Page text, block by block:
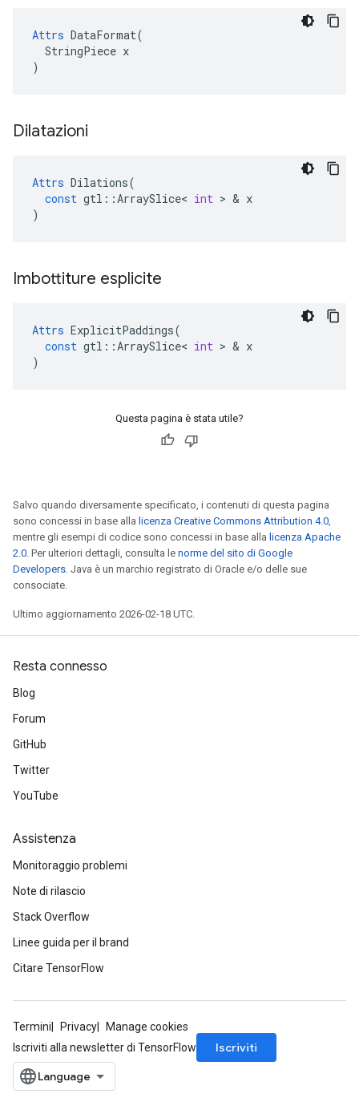
Attrs DataFormat(
  StringPiece x
)
Dilatazioni
Attrs Dilations(
const gtl ::ArraySlice< int > & x
)
Imbottiture esplicite
Attrs ExplicitPaddings(
const gtl ::ArraySlice< int > & x
)
Questa pagina è stata utile?
Salvo quando diversamente specificato, i contenuti di questa pagina
sono concessi in base alla licenza Creative Commons Attribution 4.0,
mentre gli esempi di codice sono concessi in base alla licenza Apache
2.0. Per ulteriori dettagli, consulta le norme del sito di Google
Developers. Java è un marchio registrato di Oracle e/o delle sue
consociate.
Ultimo aggiornamento 2026-02-18 UTC.
Resta connesso
Blog
Forum
GitHub
Twitter
YouTube
Assistenza
Monitoraggio problemi
Note di rilascio
Stack Overflow
Linee guida per il brand
Citare TensorFlow
Termini Privacy
Manage cookies
Iscriviti alla newsletter di TensorFlow
Iscriviti